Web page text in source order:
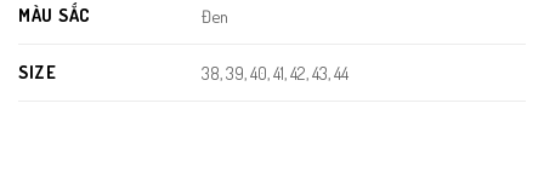
Đế cao su dẻo chắc chắn, chống trơn trượt và giảm chấn hiệu
MÀU SẮC Đen
SIZE 38, 39, 40, 41, 42, 43, 44